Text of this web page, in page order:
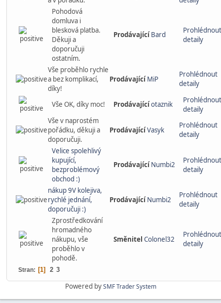
Pohodová
domluva i
blesková platba.
Děkuji a
doporučuji
ostatním.
Prodávající Bard
Prohlédnout
detaily
Vše proběhlo rychle
a bez komplikací,
díky!
Prodávající MiP
Prohlédnout
detaily
Vše OK, díky moc! Prodávajícíotaznik
Prohlédnout
detaily
Vše v naprostém
pořádku, děkuji a
doporučuji.
ProdávajícíVasyk
Prohlédnout
detaily
Velice spolehlivý
kupující,
bezproblémový
obchod :)
Prodávající Numbi2
Prohlédnout
detaily
nákup 9V kolejiva,
rychlé jednání,
doporučuji :)
Prodávající Numbi2
Prohlédnout
detaily
Zprostředkování
hromadného
nákupu, vše
proběhlo v
pohodě.
Směnitel Colonel32
Prohlédnout
detaily
Stran 1 2 3
Powered bySMF Trader System